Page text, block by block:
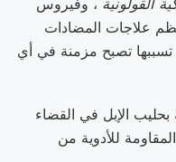
علاجات المضادات
تسببها تصبح مزمنة في أي
الإبل في القضاء
للأدوية من